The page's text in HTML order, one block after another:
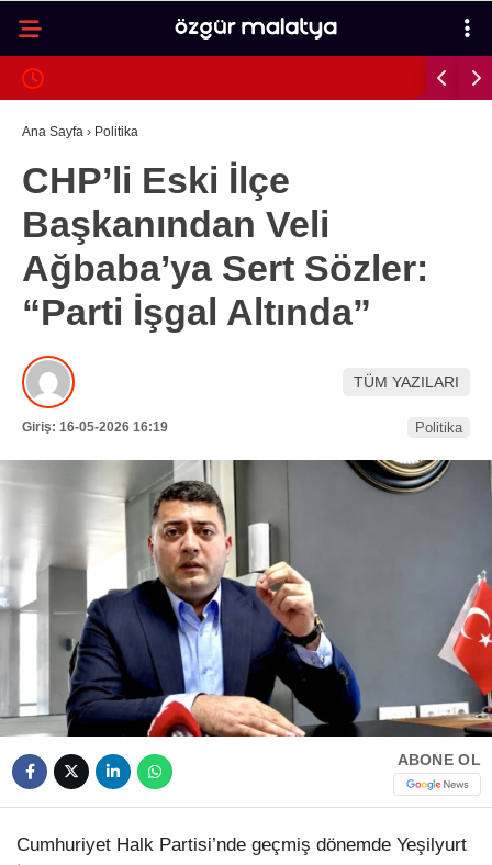
Instagram
Youtube
Pinterest
33°
GALERİ
MALATYA
İLÇELER
ASAYIŞ
SPOR
GÜNDEM
POLITIKA
SAĞLIK
HAVA DURUMU
NÖBETÇI ECZANELER
NAMAZ VAKITLERI
Ana Sayfa › Politika
CHP’li Eski İlçe
Başkanından Veli
Ağbaba’ya Sert Sözler:
“Parti İşgal Altında”
TÜM YAZILARI
Giriş: 16-05-2026 16:19 Politika
ABONE OL
Cumhuriyet Halk Partisi’nde geçmiş dönemde Yeşilyurt